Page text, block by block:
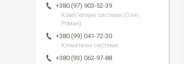
+380 (97) 903-52-39
Комп'ютерні системи (Олег,
Роман)
+380 (99) 041-72-30
Кліматичні системи
+380 (93) 062-97-88